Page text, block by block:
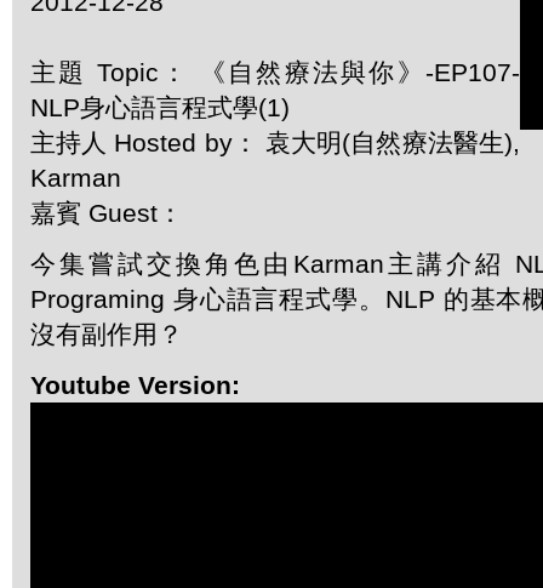
主題 Topic： 《自然療法與你》-EP107-
NLP身心語言程式學(1)
主持人 Hosted by： 袁大明(自然療法醫生),
Karman
嘉賓 Guest：
今集嘗試交換角色由Karman主講介紹
Programing 身心語言程式學。NLP 的基本
沒有副作用？
Youtube Version: